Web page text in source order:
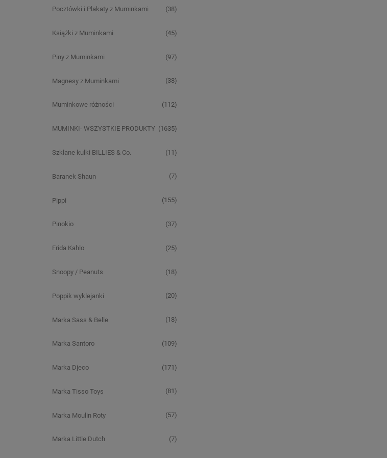
Pocztówki i Plakaty z Muminkami (38)
Książki z Muminkami (45)
Piny z Muminkami (97)
Magnesy z Muminkami (38)
Muminkowe różności (112)
MUMINKI- WSZYSTKIE PRODUKTY (1635)
Szklane kulki BILLIES & Co. (11)
Baranek Shaun (7)
Pippi (155)
Pinokio (37)
Frida Kahlo (25)
Snoopy / Peanuts (18)
Poppik wyklejanki (20)
Marka Sass & Belle (18)
Marka Santoro (109)
Marka Djeco (171)
Marka Tisso Toys (81)
Marka Moulin Roty (57)
Marka Little Dutch (7)